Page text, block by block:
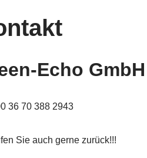
Echo GmbH
36 70 388 2943
Sie auch gerne zurück!!!